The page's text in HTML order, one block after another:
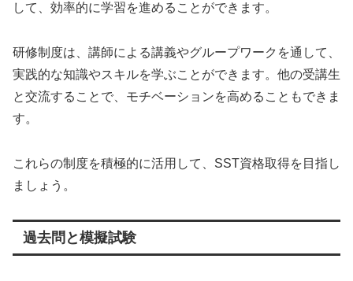
して、効率的に学習を進めることができます。
研修制度は、講師による講義やグループワークを通して、
実践的な知識やスキルを学ぶことができます。他の受講生
と交流することで、モチベーションを高めることもできま
す。
これらの制度を積極的に活用して、SST資格取得を目指し
ましょう。
過去問と模擬試験